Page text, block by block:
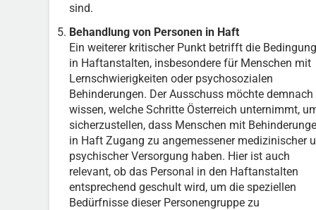
sind.
Behandlung von Personen in Haft
Ein weiterer kritischer Punkt betrifft die
in Haftanstalten, insbesondere für Menschen mit
Lernschwierigkeiten oder psychosozialen
Behinderungen. Der Ausschuss möchte demnach
wissen, welche Schritte Österreich unternimmt,
sicherzustellen, dass Menschen mit
in Haft Zugang zu angemessener medizinischer
psychischer Versorgung haben. Hier ist auch
relevant, ob das Personal in den Haftanstalten
entsprechend geschult wird, um die speziellen
Bedürfnisse dieser Personengruppe zu